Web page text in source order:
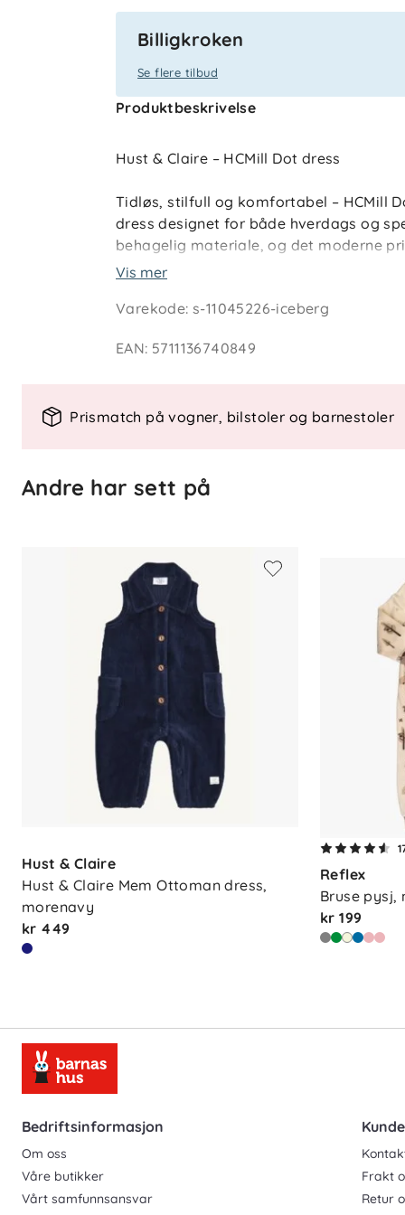
Billigkroken
Se flere tilbud
Produktbeskrivelse
Hust & Claire – HCMill Dot dress
Tidløs, stilfull og komfortabel – HCMill
dress designet for både hverdags og
behagelig materiale, og det moderne
og samtidig lekent uttrykk. Perfekt til
design og bevegelsesfrihet.
Unisex design Mykt og pustende stoff
Velg en dress som gir både stil og
Vis mer
Varekode:s-11045226-iceberg
EAN: 5711136740849
Prismatch på vogner, bilstoler og barnestoler
Andre har sett på
Hust & Claire
Hust & Claire Mem Ottoman dress,
morenavy
kr 449
Reflex
Bruse pysj,
kr 199
Bedriftsinformasjon
Om oss
Våre butikker
Vårt samfunnsansvar
Frakt
Retur